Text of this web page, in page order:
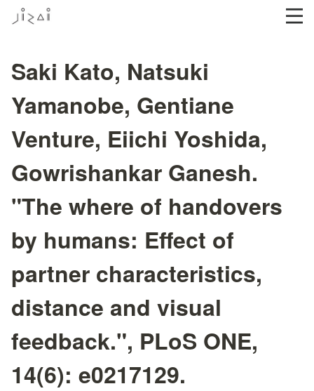
Saki Kato, Natsuki
Yamanobe, Gentiane
Venture, Eiichi Yoshida,
Gowrishankar Ganesh.
"The where of handovers
by humans: Effect of
partner characteristics,
distance and visual
feedback.", PLoS ONE,
14(6): e0217129.